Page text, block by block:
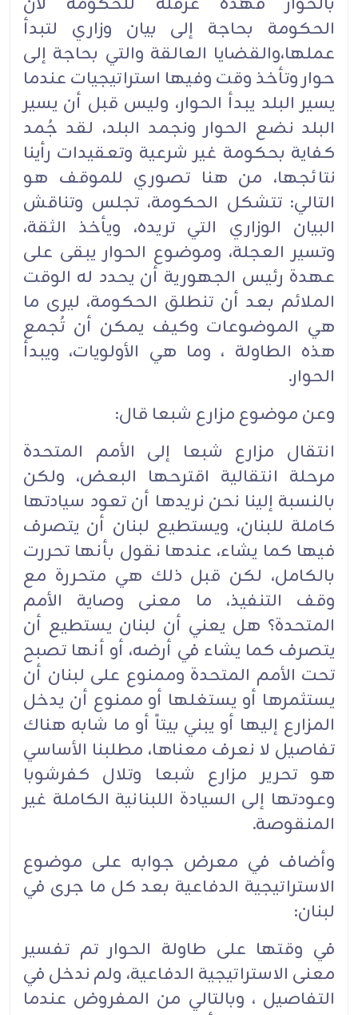
الحكومة بحاجة إلى بيان وزاري لتبدأ
عملها،والقضايا العالقة والتي بحاجة إلى
حوار وتأخذ وقت وفيها استراتيجيات عندما
يسير البلد يبدأ الحوار، وليس قبل أن يسير
البلد نضع الحوار ونجمد البلد، لقد جُمد
كفاية بحكومة غير شرعية وتعقيدات رأينا
نتائجها، من هنا تصوري للموقف هو
التالي: تتشكل الحكومة، تجلس وتناقش
البيان الوزاري التي تريده، ويأخذ الثقة،
وتسير العجلة، وموضوع الحوار يبقى على
عهدة رئيس الجهورية أن يحدد له الوقت
الملائم بعد أن تنطلق الحكومة، ليرى ما
هي الموضوعات وكيف يمكن أن تُجمع
هذه الطاولة ، وما هي الأولويات، ويبدأ
الحوار.
وعن موضوع مزارع شبعا قال:
انتقال مزارع شبعا إلى الأمم المتحدة
مرحلة انتقالية اقترحها البعض، ولكن
بالنسبة إلينا نحن نريدها أن تعود سيادتها
كاملة للبنان، ويستطيع لبنان أن يتصرف
فيها كما يشاء، عندها نقول بأنها تحررت
بالكامل، لكن قبل ذلك هي متحررة مع
وقف التنفيذ، ما معنى وصاية الأمم
المتحدة؟ هل يعني أن لبنان يستطيع أن
يتصرف كما يشاء في أرضه، أو أنها تصبح
تحت الأمم المتحدة وممنوع على لبنان أن
يستثمرها أو يستغلها أو ممنوع أن يدخل
المزارع إليها أو يبني بيتاً أو ما شابه هناك
تفاصيل لا نعرف معناها، مطلبنا الأساسي
هو تحرير مزارع شبعا وتلال كفرشوبا
وعودتها إلى السيادة اللبنانية الكاملة غير
المنقوصة.
وأضاف في معرض جوابه على موضوع
الاستراتيجية الدفاعية بعد كل ما جرى في
لبنان:
في وقتها على طاولة الحوار تم تفسير
معنى الاستراتيجية الدفاعية، ولم ندخل في
التفاصيل ، وبالتالي من المفروض عندما